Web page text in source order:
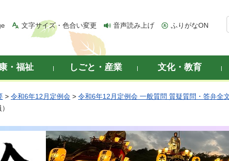
文字サイズ・色合い変更 音声読み上げ ふりがなON
・福祉 しごと・産業 文化・教育
> 令和6年12月定例会 > 令和6年12月定例会 一般質問 質疑質問・答弁全